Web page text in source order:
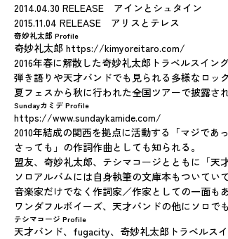
2014.04.30 RELEASE アインとシュタイン
2015.11.04 RELEASE アリスとテレス
奇妙礼太郎 Profile
奇妙礼太郎 https://kimyoreitaro.com/
2016年春に解散した奇妙礼太郎トラベルスイン
弾き語りや天才バンドでも見られる多様なロッ
夏フェスから秋に行われた全国ツアーで披露さ
Sundayカミデ Profile
https://www.sundaykamide.com/
2010年結成の関西を拠点に活動する「マジであ
さっても」の作詞作曲としても知られる。
盟友、奇妙礼太郎、テシマコージとともに「天
ソロアルバムには自身執筆の文庫本もついていて
音楽家だけでなく作詞家／作家としての一面もあ
ワンダフルボイーズ、天才バンドの他にソロで
テシマコージ Profile
天才バンド、fugacity、奇妙礼太郎トラベルス